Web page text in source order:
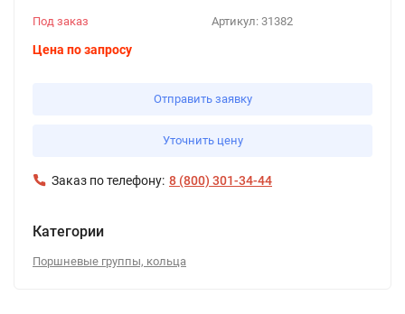
Артикул: 31382
Под заказ
Цена по запросу
Отправить заявку
Уточнить цену
Заказ по телефону: 8 (800) 301-34-44
Категории
Поршневые группы, кольца